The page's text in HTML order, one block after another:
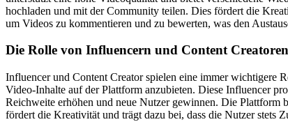
hochladen und mit der Community teilen. Dies fördert die
um Videos zu kommentieren und zu bewerten, was den
Die Rolle von Influencern und Content Creatoren
Influencer und Content Creator spielen eine immer wichtigere
Video-Inhalte auf der Plattform anzubieten. Diese Influencer
Reichweite erhöhen und neue Nutzer gewinnen. Die Plattform
fördert die Kreativität und trägt dazu bei, dass die Nutzer stets